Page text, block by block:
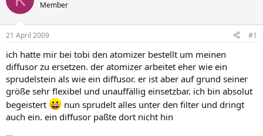
e
r
e
t
a
Member
21 April 2009 #1
ich hatte mir bei tobi den atomizer bestellt um meinen
diffusor zu ersetzen. der atomizer arbeitet eher wie ein
sprudelstein als wie ein diffusor. er ist aber auf grund seiner
größe sehr flexibel und unauffällig einsetzbar. ich bin absolut
begeistert
nun sprudelt alles unter den filter und dringt
auch ein. ein diffusor paßte dort nicht hin